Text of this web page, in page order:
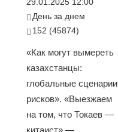
29.01.2025 12:00
День за днем
152 (45874)
«Как могут вымереть
казахстанцы:
глобальные сценарии
рисков». «Выезжаем
на том, что Токаев —